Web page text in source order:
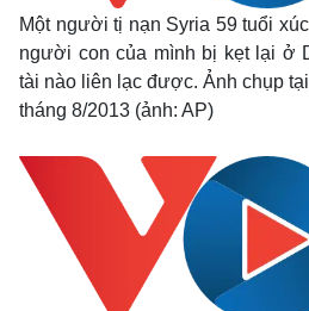
Vụ án
Tin nóng
Tư vấn luật
Một người tị nạn Syria 59 tuổi
người con của mình bị kẹt lại ở
tài nào liên lạc được. Ảnh chụp
tháng 8/2013 (ảnh: AP)